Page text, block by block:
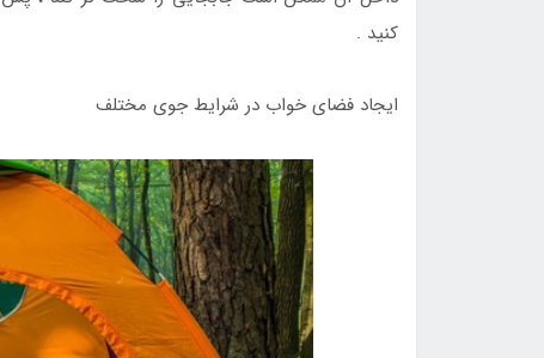
کنید .
ایجاد فضای خواب در شرایط جوی مختلف